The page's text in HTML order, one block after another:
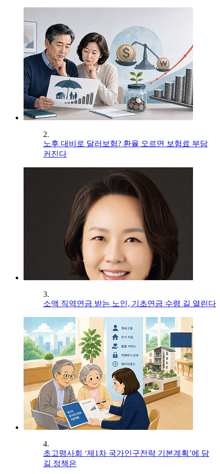
2.
노후 대비로 달러보험? 환율 오르면 보험료 부담
커진다
3.
소액 직역연금 받는 노인, 기초연금 수령 길 열린다
4.
초고령사회 ‘제1차 국가인구전략 기본계획’에 담
길 정책은